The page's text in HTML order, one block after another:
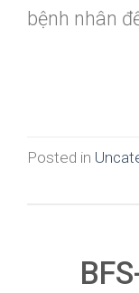
bệnh nhân
Posted in